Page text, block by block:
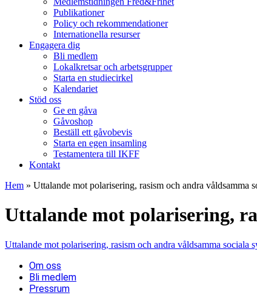
Publikationer
Policy och rekommendationer
Internationella resurser
Engagera dig
Bli medlem
Lokalkretsar och arbetsgrupper
Starta en studiecirkel
Kalendariet
Stöd oss
Ge en gåva
Gåvoshop
Beställ ett gåvobevis
Starta en egen insamling
Testamentera till IKFF
Kontakt
Hem » Uttalande mot polarisering, rasism och andra våldsamma
Uttalande mot polarisering,
Uttalande mot polarisering, rasism och andra våldsamma sociala
Om oss
Bli medlem
Pressrum